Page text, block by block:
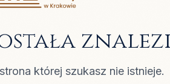
której szukasz nie istnieje.